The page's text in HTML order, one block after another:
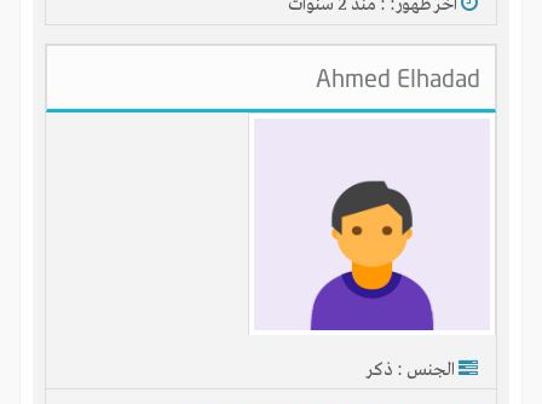
آخر ظهور: : منذ 2 سنوات
Ahmed Elhadad
الجنس : ذكر